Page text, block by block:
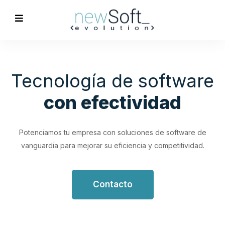
Optimización de
Procesos
Empresariales
trabajo.